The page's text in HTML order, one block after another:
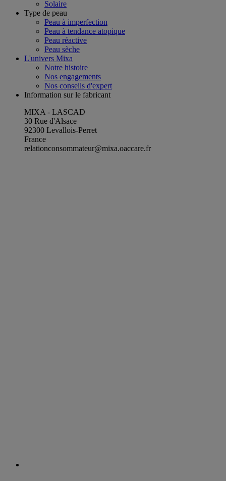
Solaire
Type de peau
Peau à imperfection
Peau à tendance atopique
Peau réactive
Peau sèche
L'univers Mixa
Notre histoire
Nos engagements
Nos conseils d'expert
Information sur le fabricant
MIXA - LASCAD
30 Rue d'Alsace
92300 Levallois-Perret
France
relationconsommateur@mixa.oaccare.fr